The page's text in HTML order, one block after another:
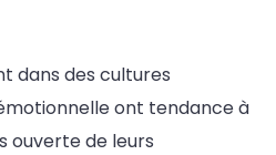
dans des cultures
ont tendance à
ouverte de leurs